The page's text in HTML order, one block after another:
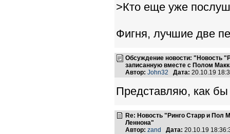
>Кто еще уже
Фигня, лучшие две
Обсуждение новости: "Новость
записанную вместе с Полом
Автор: John32 Дата: 20.10.19
Представляю, как
Re: Новость "Ринго Старр и Пол
Леннона"
Автор: zand Дата: 20.10.19